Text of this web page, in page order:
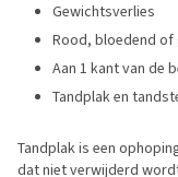
Gewichtsverlies
Rood, bloedend
Aan 1 kant van de
Tandplak en
Tandplak is een
dat niet verwijderd